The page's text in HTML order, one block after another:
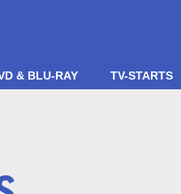
& BLU-RAY TV-STARTS